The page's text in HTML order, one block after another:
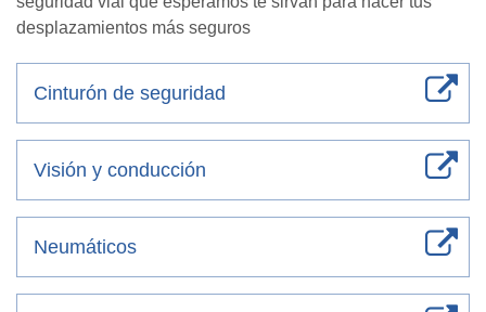
desplazamientos más seguros
Cinturón de seguridad
Visión y conducción
Neumáticos